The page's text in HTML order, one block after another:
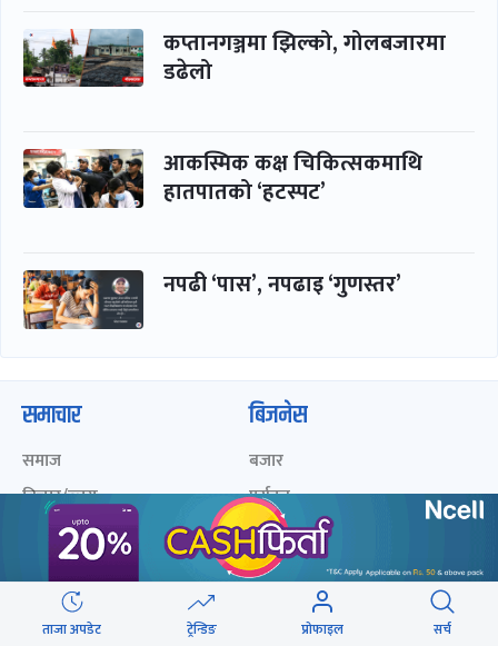
कप्तानगञ्जमा झिल्को, गोलबजारमा
डढेलो
आकस्मिक कक्ष चिकित्सकमाथि
हातपातको ‘हटस्पट’
नपढी ‘पास’, नपढाइ ‘गुणस्तर’
ताजा अपडेट ट्रेन्डिङ प्रोफाइल सर्च
समाचार
समाज
विचार/ब्लग
साहित्य
अन्तर्वार्ता
खेलकुद़़
जीवनशैली/स्वास्थ्य
बिजनेस
बजार
पर्यटन
रोजगार
बैंक / वित्त
सूचना-प्रविधि